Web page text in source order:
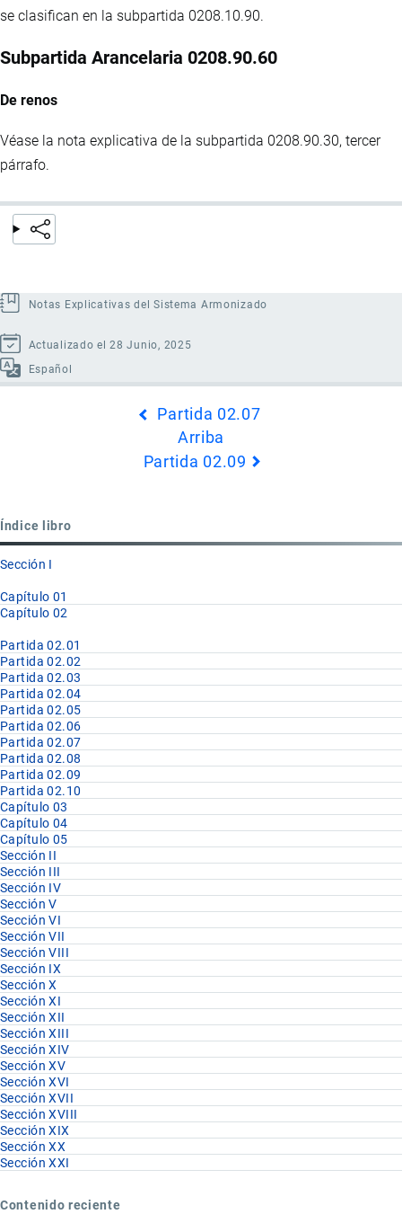
se clasifican en la subpartida 0208.10.90.
Subpartida Arancelaria 0208.90.60
De renos
Véase la nota explicativa de la subpartida 0208.90.30, tercer
párrafo.
Notas Explicativas del Sistema Armonizado
Actualizado el 28 Junio, 2025
Español
02.08
Partida 02.07
Arriba
Partida 02.09
Índice libro
Sección I
Capítulo 01
Capítulo 02
Partida 02.01
Partida 02.02
Partida 02.03
Partida 02.04
Partida 02.05
Partida 02.06
Partida 02.07
Partida 02.08
Partida 02.09
Partida 02.10
Capítulo 03
Capítulo 04
Capítulo 05
Sección II
Sección III
Sección IV
Sección V
Sección VI
Sección VII
Sección VIII
Sección IX
Sección X
Sección XI
Sección XII
Sección XIII
Sección XIV
Sección XV
Sección XVI
Sección XVII
Sección XVIII
Sección XIX
Sección XX
Sección XXI
Contenido reciente